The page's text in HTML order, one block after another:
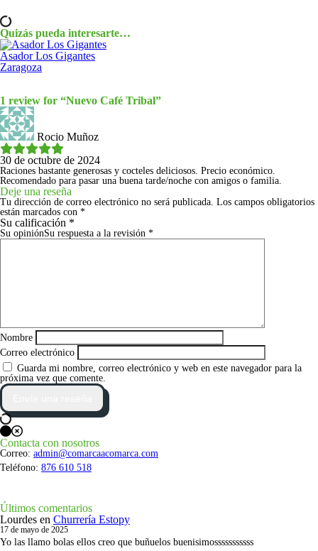
Quizás pueda interesarte…
Asador Los Gigantes
Zaragoza
1 review for “Nuevo Café Tribal”
Rocio Muñoz
30 de octubre de 2024
Raciones bastante generosas y cocteles deliciosos. Precio económico.
Recomendado para pasar una buena tarde/noche con amigos o familia.
Deje una reseña
Tu dirección de correo electrónico no será publicada. Los campos obligatorios
están marcados con *
Su calificación *
Su opiniónSu respuesta a la revisión *
Nombre
Correo electrónico
Guarda mi nombre, correo electrónico y web en este navegador para la
próxima vez que comente.
Contacta con nosotros
Correo: admin@comarcaacomarca.com
Teléfono: 876 610 518
Últimos comentarios
Lourdes en Churrería Estopy
17 de mayo de 2025
Yo las llamo bolas ellos creo que buñuelos buenisimosssssssssss